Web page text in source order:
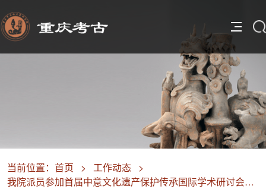
当前位置： 首页 > 工作动态 >
我院派员参加首届中意文化遗产保护传承国际学术研讨会分享交流